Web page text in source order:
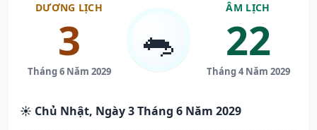
DƯƠNG LỊCH
3
Tháng 6 Năm 2029
🐀
ÂM LỊCH
22
Tháng 4 Năm 2029
☀️ Chủ Nhật, Ngày 3 Tháng 6 Năm 2029